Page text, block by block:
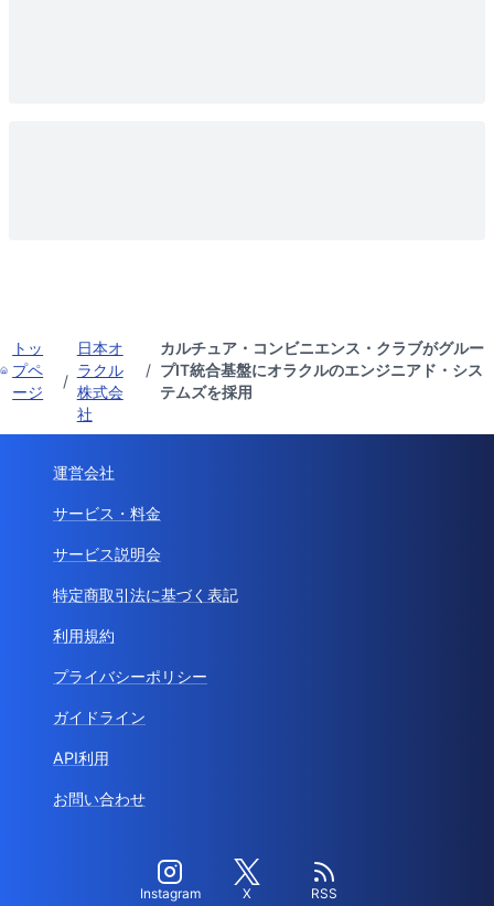
トッ
プペ
ージ
/
日本オ
ラクル
株式会
社
/
カルチュア・コンビニエンス・クラブがグルー
プIT統合基盤にオラクルのエンジニアド・シス
テムズを採用
運営会社
サービス・料金
サービス説明会
特定商取引法に基づく表記
利用規約
プライバシーポリシー
ガイドライン
API利用
お問い合わせ
Instagram X RSS